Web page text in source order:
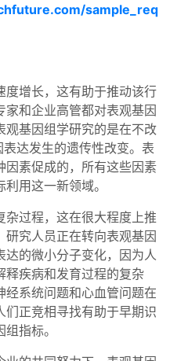
sample_req
度增长，这有助于推动该行
家和企业高管都对表观基因
观基因组学研究的是在不改
达发生的遗传性改变。表
因素促成的，所有这些因素
用这一新领域。
杂过程，这在很大程度上推
研究人员正在转向表观基因
的微小分子变化，因为人
释疾病和发育过程的复杂
系统问题和心血管问题在
们正竞相寻找有助于早期识
指标。